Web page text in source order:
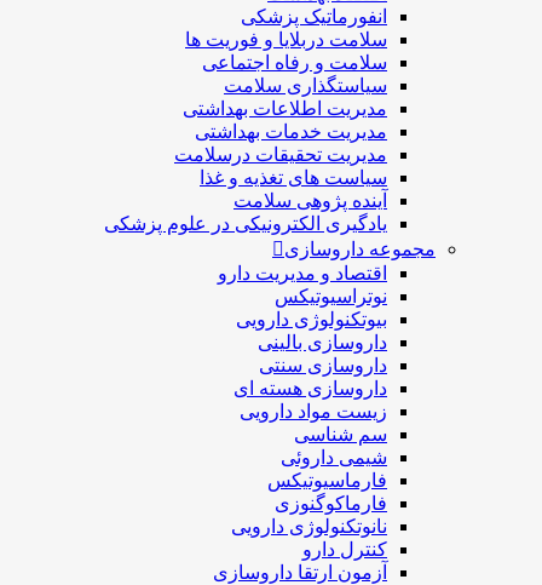
انفورماتیک پزشکی
سلامت دربلايا و فوريت ها
سلامت و رفاه اجتماعی
سیاستگذاری سلامت
مدیریت اطلاعات بهداشتی
مدیریت خدمات بهداشتی
مدیریت تحقیقات درسلامت
سیاست های تغذیه و غذا
آینده پژوهی سلامت
یادگیری الکترونیکی در علوم پزشکی
مجموعه داروسازی
اقتصاد و مديريت دارو
نوتراسیوتیکس
بيوتكنولوژی دارویی
داروسازی بالينی
داروسازی سنتی
داروسازی هسته ای
زیست مواد دارویی
سم شناسی
شيمی داروئی
فارماسيوتيكس
فارماكوگنوزی
نانوتکنولوژی دارویی
كنترل دارو
آزمون ارتقا داروسازی